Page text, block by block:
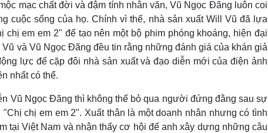
mạc chất đời và đậm tính nhân văn, Vũ Ngọc Đãng luôn coi
cuộc sống của họ. Chính vì thế, nhà sản xuất Will Vũ đã lựa
em em 2" để tạo nên một bộ phim phóng khoáng, hiện đại
và Vũ Ngọc Đãng đều tin rằng những đánh giá của khán giả
lực để cặp đôi nhà sản xuất và đạo diễn mới của điện ảnh
nhất có thể.
Vũ Ngọc Đãng thì không thể bỏ qua người đứng đằng sau sự
chị em em 2". Xuất thân là một doanh nhân nhưng có tình
tại Việt Nam và nhận thấy cơ hội để anh xây dựng những câu